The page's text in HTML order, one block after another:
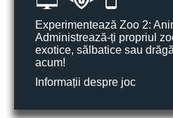
Experimentează Zoo 2:
Administrează-ți propriul
exotice, sălbatice sau
acum!
Informații despre joc